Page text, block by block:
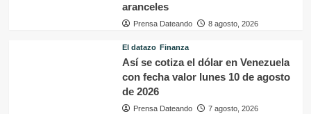
aranceles
Prensa Dateando 8 agosto, 2026
El datazo Finanza
Así se cotiza el dólar en Venezuela
con fecha valor lunes 10 de agosto
de 2026
Prensa Dateando 7 agosto, 2026